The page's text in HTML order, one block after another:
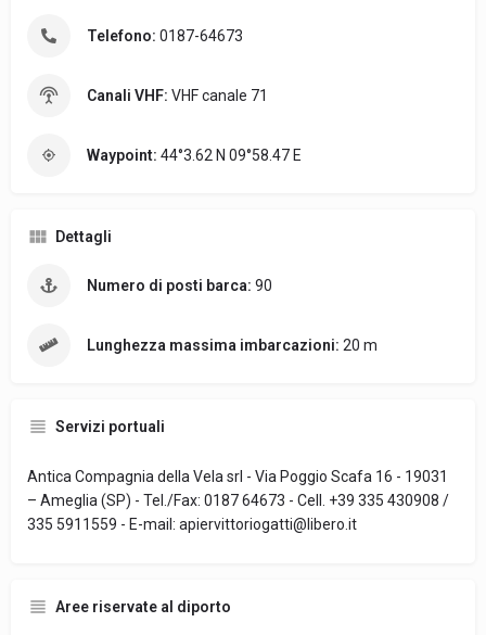
Telefono: 0187-64673
Canali VHF: VHF canale 71
Waypoint: 44°3.62 N 09°58.47 E
Dettagli
Numero di posti barca: 90
Lunghezza massima imbarcazioni: 20 m
Servizi portuali
Antica Compagnia della Vela srl - Via Poggio Scafa 16 - 19031
– Ameglia (SP) - Tel./Fax: 0187 64673 - Cell. +39 335 430908 /
335 5911559 - E-mail: apiervittoriogatti@libero.it
Aree riservate al diporto